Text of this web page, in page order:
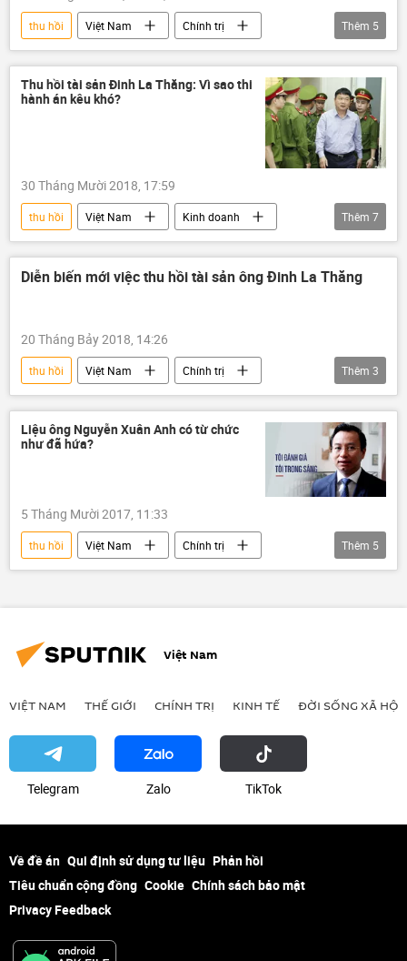
thu hồi Việt Nam
Chính trị
Đinh La Thăng
Hà văn Thắm
PVN
Oceanbank tài sản
Thêm 5
Thu hồi tài sản Đinh La Thăng: Vì sao thi
hành án kêu khó?
30 Tháng Mười 2018, 17:59
thu hồi Việt Nam
Kinh doanh
Đinh La Thăng
Phạm Công Danh
Hà văn Thắm
Châu Thị Thu Nga
Thêm 7
Diễn biến mới việc thu hồi tài sản ông Đinh La Thăng
20 Tháng Bảy 2018, 14:26
thu hồi Việt Nam
Chính trị
Đinh La Thăng
Bộ Tư pháp tài sản
Thêm 3
Liệu ông Nguyễn Xuân Anh có từ chức
như đã hứa?
5 Tháng Mười 2017, 11:33
thu hồi Việt Nam
Chính trị
Đà Nẵng
Nguyễn Xuân Anh
Thêm 5
Việt Nam
VIỆT NAM THẾ GIỚI CHÍNH TRỊ KINH TẾ ĐỜI SỐNG XÃ HỘI
Telegram Zalo ТikТоk
Về đề án Qui định sử dụng tư liệu Phản hồi
Tiêu chuẩn cộng đồng Cookie Chính sách bảo mật
Privacy Feedback